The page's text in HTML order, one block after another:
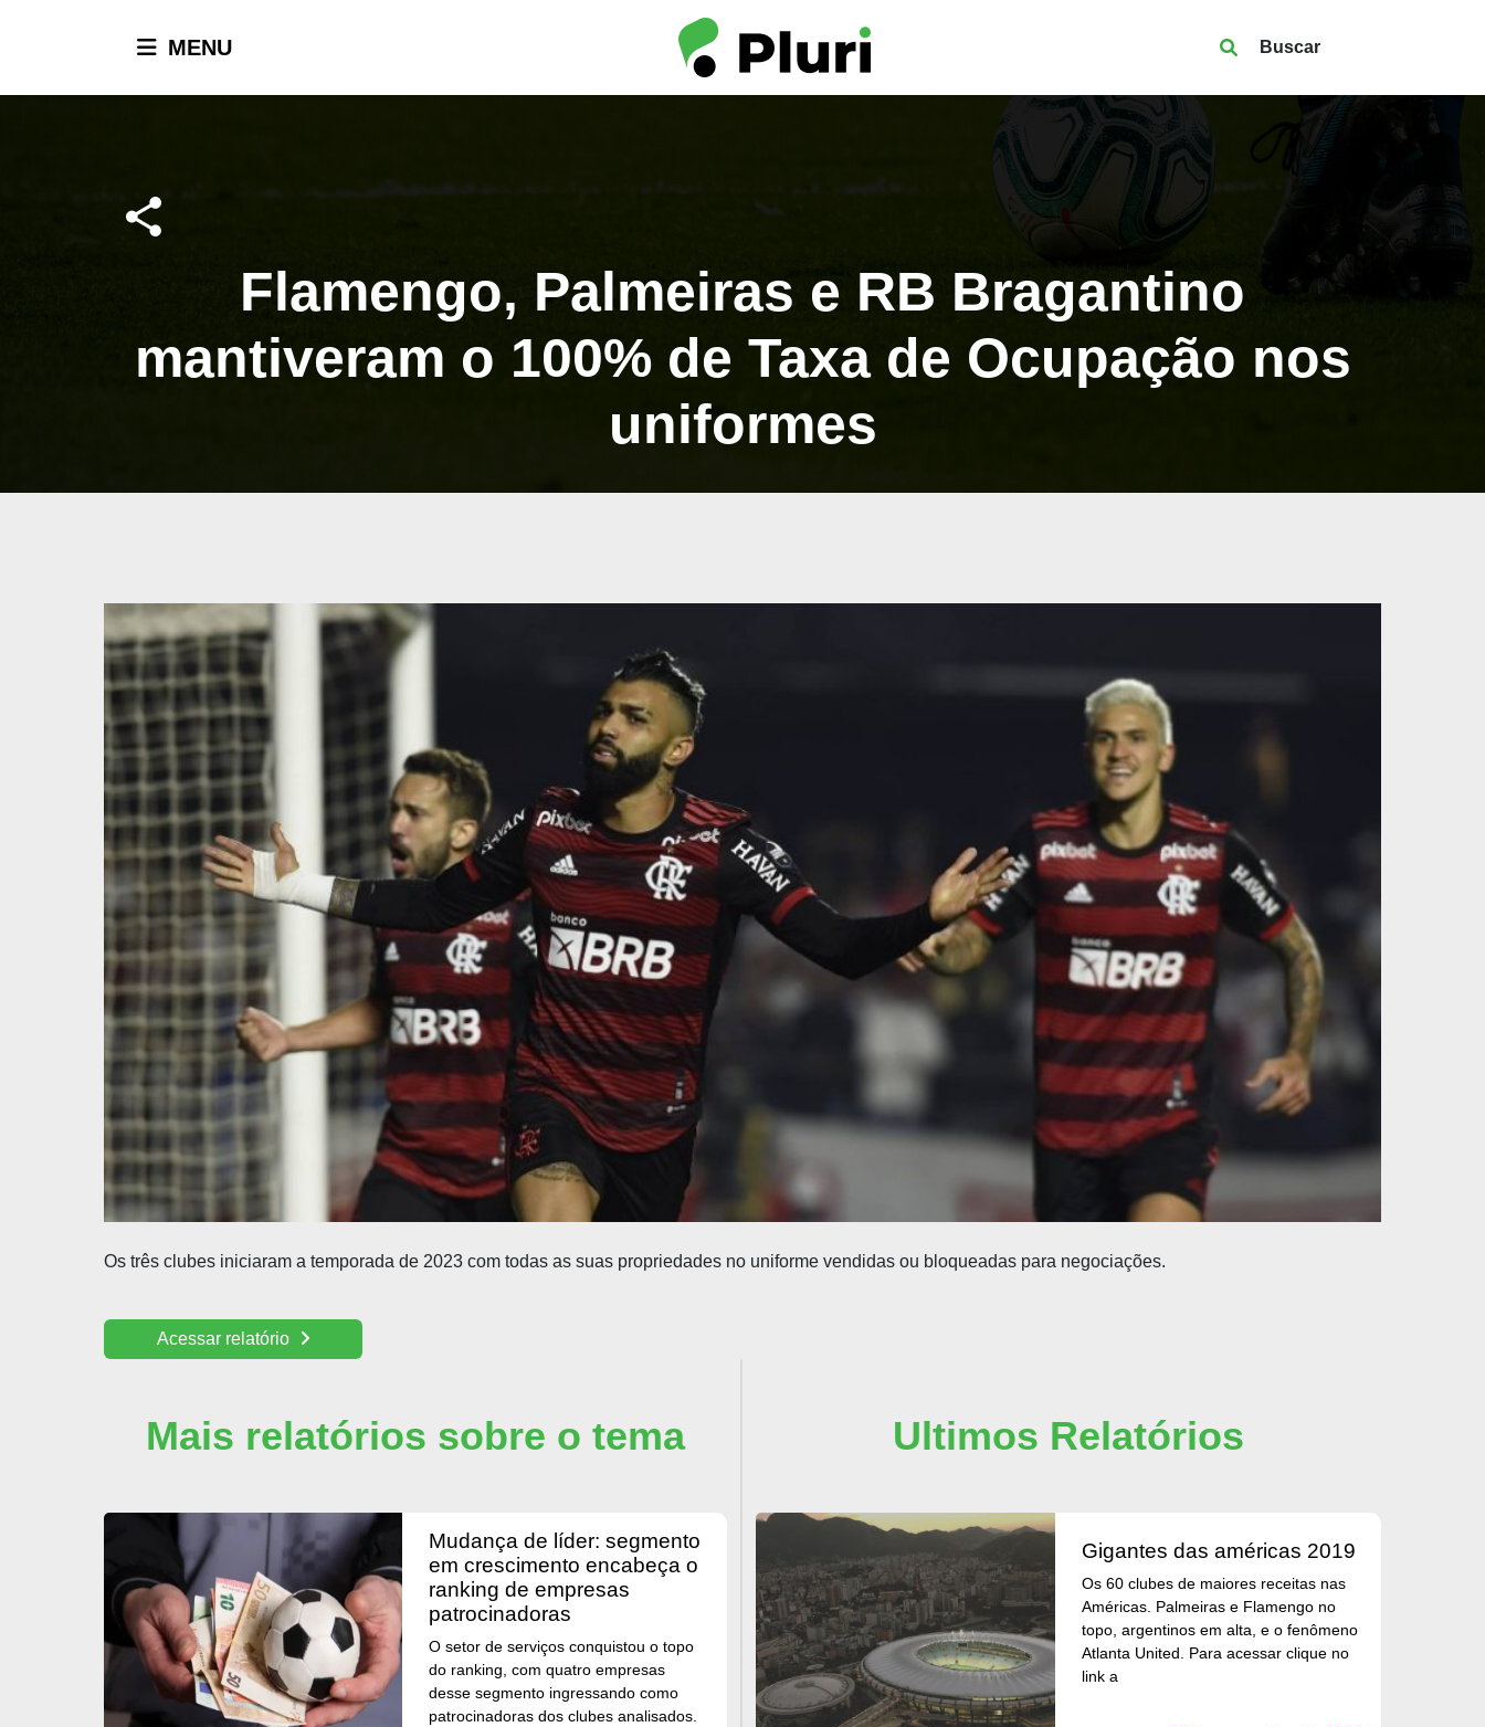
MENU Buscar
Flamengo, Palmeiras e RB Bragantino
mantiveram o 100% de Taxa de Ocupação nos
uniformes
Os três clubes iniciaram a temporada de 2023 com todas as suas propriedades no uniforme vendidas ou bloqueadas para negociações.
Acessar relatório
Mais relatórios sobre o tema
mudança de líder: segmento
em crescimento encabeça o
ranking de empresas
patrocinadoras
O setor de serviços conquistou o topo
do ranking, com quatro empresas
desse segmento ingressando como
patrocinadoras dos clubes analisados.
Ultimos Relatórios
gigantes das américas 2019
Os 60 clubes de maiores receitas nas
Américas. Palmeiras e Flamengo no
topo, argentinos em alta, e o fenômeno
Atlanta United. Para acessar clique no
link a